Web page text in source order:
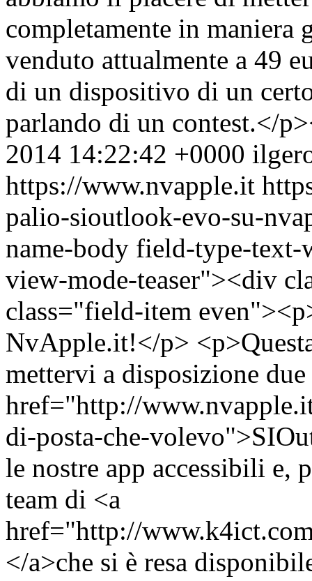
completamente in
venduto attualmente a 49
di un dispositivo di un
parlando di un contest.</
2014 14:22:42 +0000
https://www.nvapple.it
palio-sioutlook-evo-su-
name-body field-type-
view-mode-teaser"><div
class="field-item
NvApple.it!</p>
mettervi a disposizione
href="http://
di-posta-che-
le nostre app accessibili e,
team di <a
href="http://
</a>che si è resa